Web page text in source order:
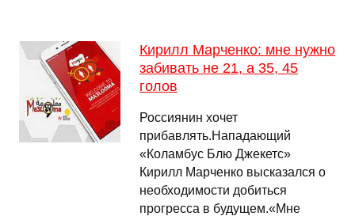
Кирилл Марченко: мне нужно
забивать не 21, а 35, 45
голов
Россиянин хочет
прибавлять.Нападающий
«Коламбус Блю Джекетс»
Кирилл Марченко высказался о
необходимости добиться
прогресса в будущем.«Мне